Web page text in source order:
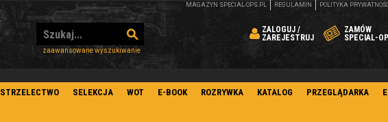
zaawansowane wyszukiwanie
ZALOGUJ /
ZAREJESTRUJ
ZAMÓW
SPECIAL-
MAGAZYN SPECIAL-OPS.PL REGULAMIN POLITYKA
STRZELECTWO SELEKCJA WOT E-BOOK ROZRYWKA KATALOG PRZEGLĄDARKA